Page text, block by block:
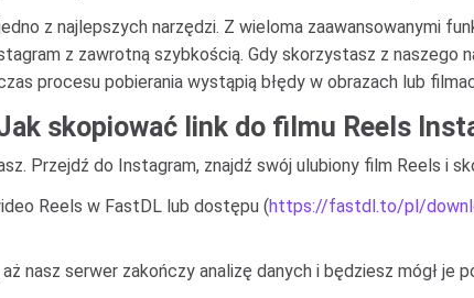
z najlepszych narzędzi. Z wieloma zaawansowanymi
z zawrotną szybkością. Gdy skorzystasz z
procesu pobierania wystąpią błędy w obrazach lub
skopiować link do filmu Reels
Przejdź do Instagram, znajdź swój ulubiony film Reels i
Reels w FastDL lub dostępu (https://fastdl.to/pl/
nasz serwer zakończy analizę danych i będziesz mógł je